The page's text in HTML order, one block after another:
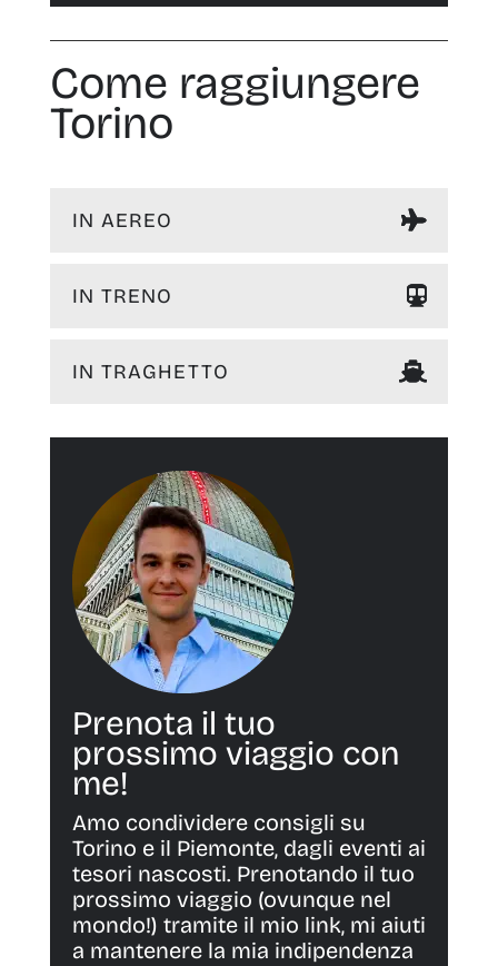
Come raggiungere
Torino
IN AEREO
IN TRENO
IN TRAGHETTO
Prenota il tuo
prossimo viaggio con
me!
Amo condividere consigli su
Torino e il Piemonte, dagli eventi ai
tesori nascosti. Prenotando il tuo
prossimo viaggio (ovunque nel
mondo!) tramite il mio link, mi aiuti
a mantenere la mia indipendenza